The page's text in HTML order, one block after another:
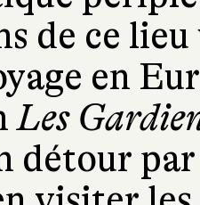
de ce lieu
en
Les
détour